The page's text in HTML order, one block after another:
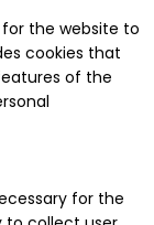
the website to
cookies that
of the
for the